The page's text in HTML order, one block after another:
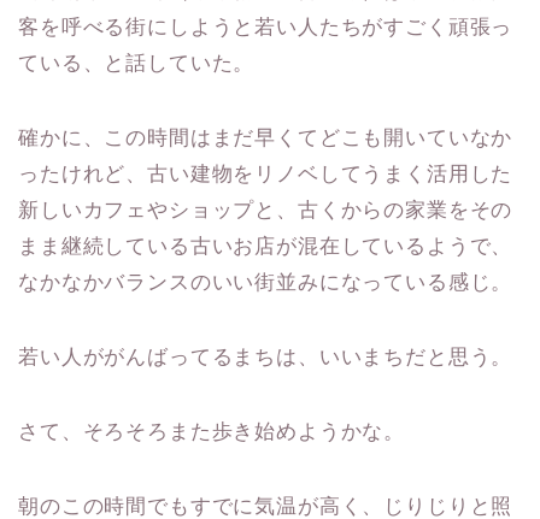
客を呼べる街にしようと若い人たちがすごく頑張っ
ている、と話していた。
確かに、この時間はまだ早くてどこも開いていなか
ったけれど、古い建物をリノベしてうまく活用した
新しいカフェやショップと、古くからの家業をその
まま継続している古いお店が混在しているようで、
なかなかバランスのいい街並みになっている感じ。
若い人ががんばってるまちは、いいまちだと思う。
さて、そろそろまた歩き始めようかな。
朝のこの時間でもすでに気温が高く、じりじりと照